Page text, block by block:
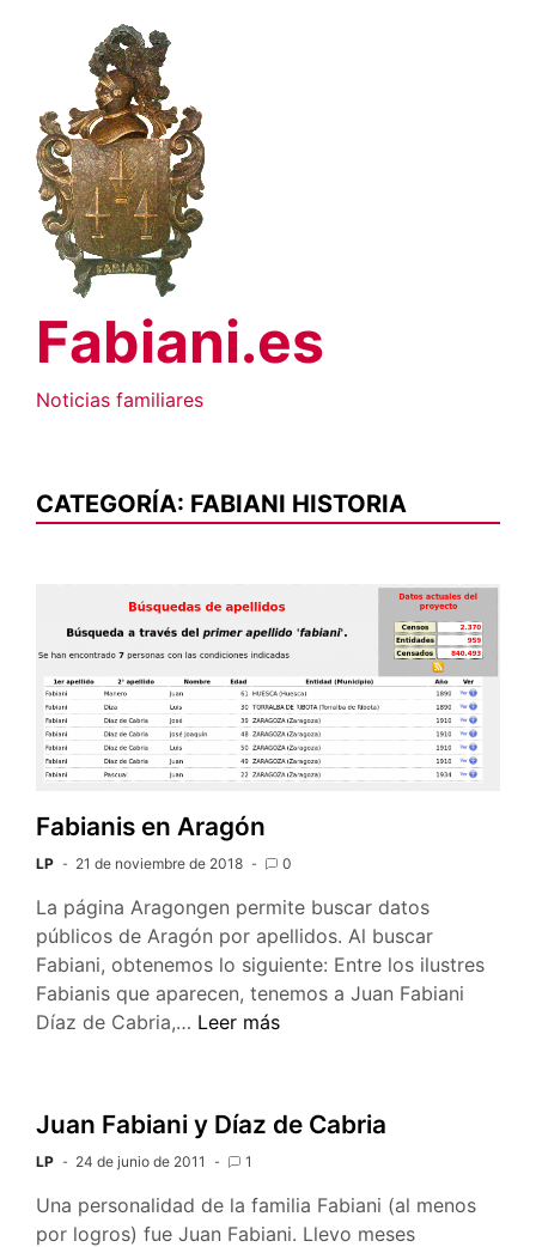
contenido
Fabiani.es
Noticias familiares
CATEGORÍA: FABIANI HISTORIA
Fabianis en Aragón
LP 21 de noviembre de 2018 0
La página Aragongen permite buscar datos
públicos de Aragón por apellidos. Al buscar
Fabiani, obtenemos lo siguiente: Entre los ilustres
Fabianis que aparecen, tenemos a Juan Fabiani
Díaz de Cabria,… Fabianis
Leer más
Juan Fabiani y Díaz de Cabria
LP 24 de junio de 2011 1
Una personalidad de la familia Fabiani (al menos
por logros) fue Juan Fabiani. Llevo meses